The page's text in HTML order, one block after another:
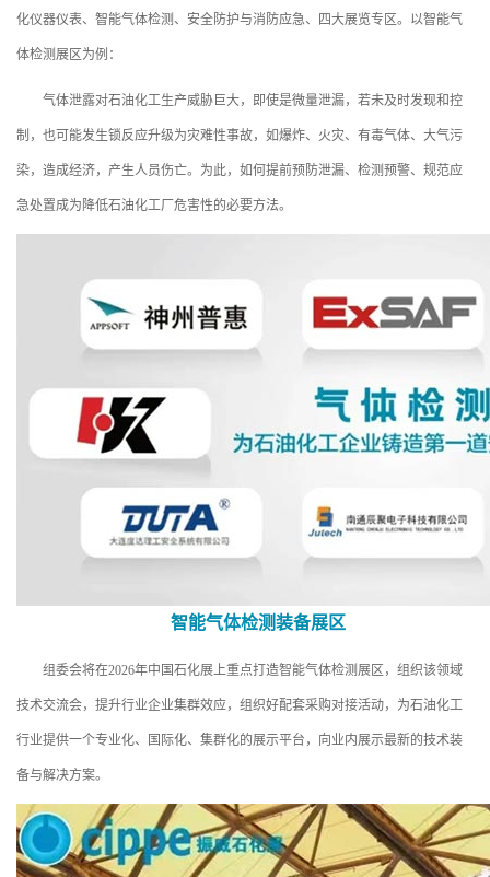
化仪器仪表、智能气体检测、安全防护与消防应急、四大展览专区。以智能气
体检测展区为例：
气体泄露对石油化工生产威胁巨大，即使是微量泄漏，若未及时发现和控
制，也可能发生锁反应升级为灾难性事故，如爆炸、火灾、有毒气体、大气污
染，造成经济，产生人员伤亡。为此，如何提前预防泄漏、检测预警、规范应
急处置成为降低石油化工厂危害性的必要方法。
智能气体检测装备展区
组委会将在2026年中国石化展上重点打造智能气体检测展区，组织该领域
技术交流会，提升行业企业集群效应，组织好配套采购对接活动，为石油化工
行业提供一个专业化、国际化、集群化的展示平台，向业内展示最新的技术装
备与解决方案。